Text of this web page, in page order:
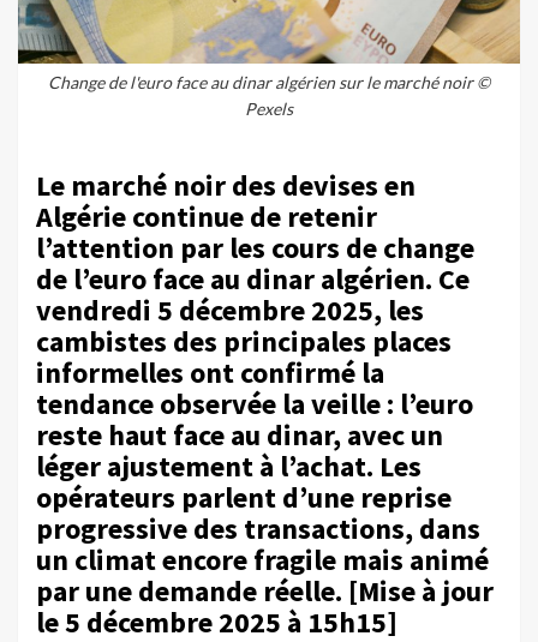
Change de l'euro face au dinar algérien sur le marché noir ©
Pexels
Le marché noir des devises en
Algérie continue de retenir
l’attention par les cours de change
de l’euro face au dinar algérien. Ce
vendredi 5 décembre 2025, les
cambistes des principales places
informelles ont confirmé la
tendance observée la veille : l’euro
reste haut face au dinar, avec un
léger ajustement à l’achat. Les
opérateurs parlent d’une reprise
progressive des transactions, dans
un climat encore fragile mais animé
par une demande réelle. [Mise à jour
le 5 décembre 2025 à 15h15]